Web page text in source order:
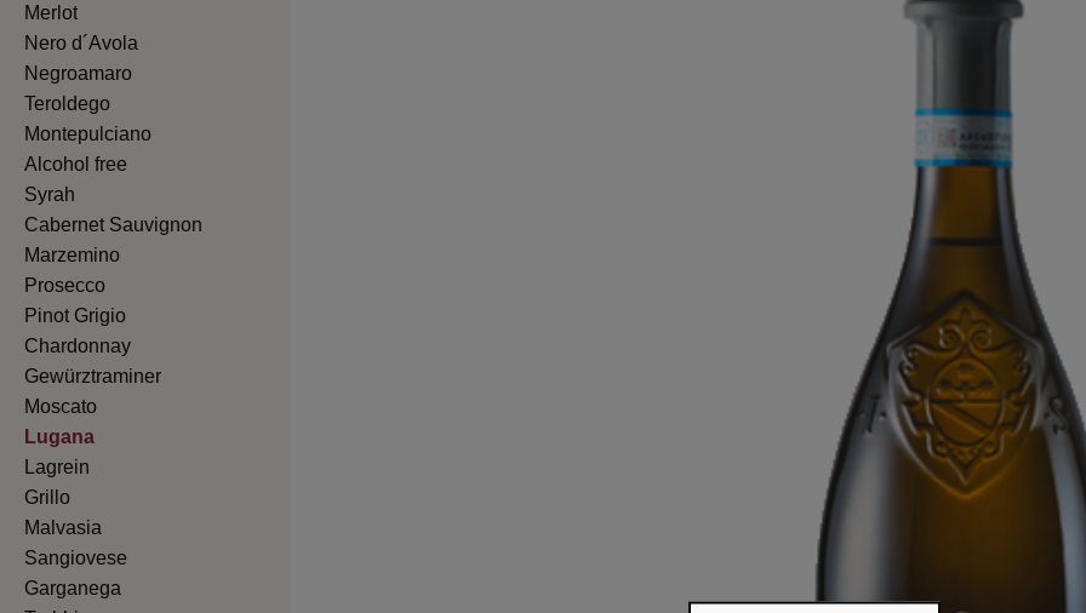
Merlot
Nero d´Avola
Negroamaro
Teroldego
Montepulciano
Alcohol free
Syrah
Cabernet Sauvignon
Marzemino
Prosecco
Pinot Grigio
Chardonnay
Gewürztraminer
Moscato
Lugana
Lagrein
Grillo
Malvasia
Sangiovese
Garganega